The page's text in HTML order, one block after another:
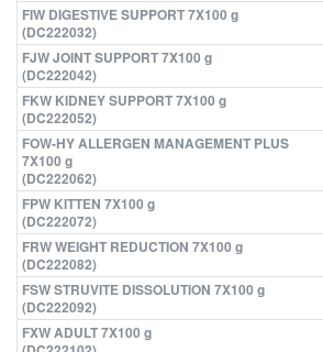
FIW DIGESTIVE SUPPORT 7X100 g
(DC222032)
FJW JOINT SUPPORT 7X100 g
(DC222042)
FKW KIDNEY SUPPORT 7X100 g
(DC222052)
FOW-HY ALLERGEN MANAGEMENT PLUS
7X100 g
(DC222062)
FPW KITTEN 7X100 g
(DC222072)
FRW WEIGHT REDUCTION 7X100 g
(DC222082)
FSW STRUVITE DISSOLUTION 7X100 g
(DC222092)
FXW ADULT 7X100 g